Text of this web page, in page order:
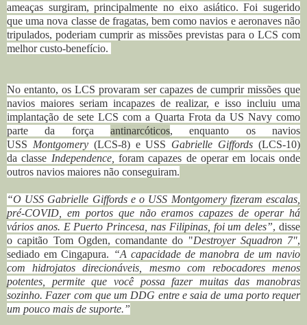
ameaças surgiram, principalmente no eixo asiático.Foi sugerido
que uma nova classe de fragatas, bem como navios e aeronaves não
tripulados, poderiam cumprir as missões previstas para o LCS com
melhor custo-benefício.
No entanto, os LCS provaram ser capazes de cumprir missões que
navios maiores seriam incapazes de realizar, e isso incluiu uma
implantação de sete LCS com a Quarta Frota da US Navy como
parteda forçaantinarcóticos, enquanto os navios
USS Montgomery(LCS-8) ​​e USS Gabrielle Giffords (LCS-10)
daclasse Independence,foram capazes de operar em locais onde
outros navios maiores não conseguiram.
“O USS Gabrielle Giffordse o USS Montgomeryfizeram escalas,
pré-COVID, em portos que não eramos capazes de operar há
vários anos. E Puerto Princesa, nas Filipinas, foi um deles”, disse
o capitão Tom Ogden, comandante do "Destroyer Squadron 7",
sediado em Cingapura. “A capacidade de manobra de um navio
com hidrojatos direcionáveis, mesmo com rebocadores menos
potentes, permite que você possa fazer muitas das manobras
sozinho. Fazer com que um DDG entre e saia de uma porto requer
um pouco mais de suporte.”